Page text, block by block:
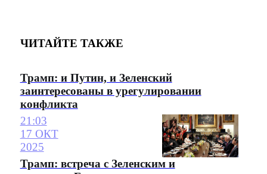
ЧИТАЙТЕ ТАКЖЕ
Трамп: и Путин, и Зеленский
заинтересованы в урегулировании
конфликта
21:03
17 ОКТ
2025
Трамп: встреча с Зеленским и